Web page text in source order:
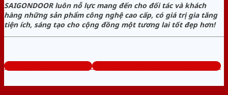
SAIGONDOOR luôn nỗ lực mang đến cho đối tác và khách
hàng những sản phẩm công nghệ cao cấp, có giá trị gia tăng
tiện ích, sáng tạo cho cộng đồng một tương lai tốt đẹp hơn!
www.cuagocomposite.org Tổng đài tư vấn miễn phí: 0824.400.400